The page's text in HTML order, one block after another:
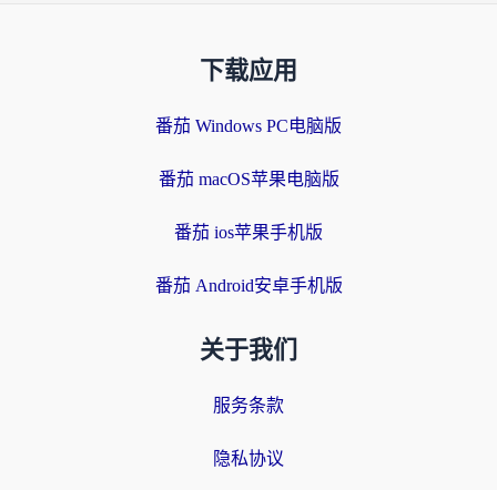
下载应用
番茄 Windows PC电脑版
番茄 macOS苹果电脑版
番茄 ios苹果手机版
番茄 Android安卓手机版
关于我们
服务条款
隐私协议